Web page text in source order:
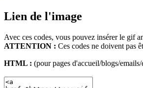
Lien de l'image
Avec ces codes, vous pouvez insérer le gif
ATTENTION : Ces codes ne doivent pas
HTML : (pour pages d'accueil/blogs/emails/